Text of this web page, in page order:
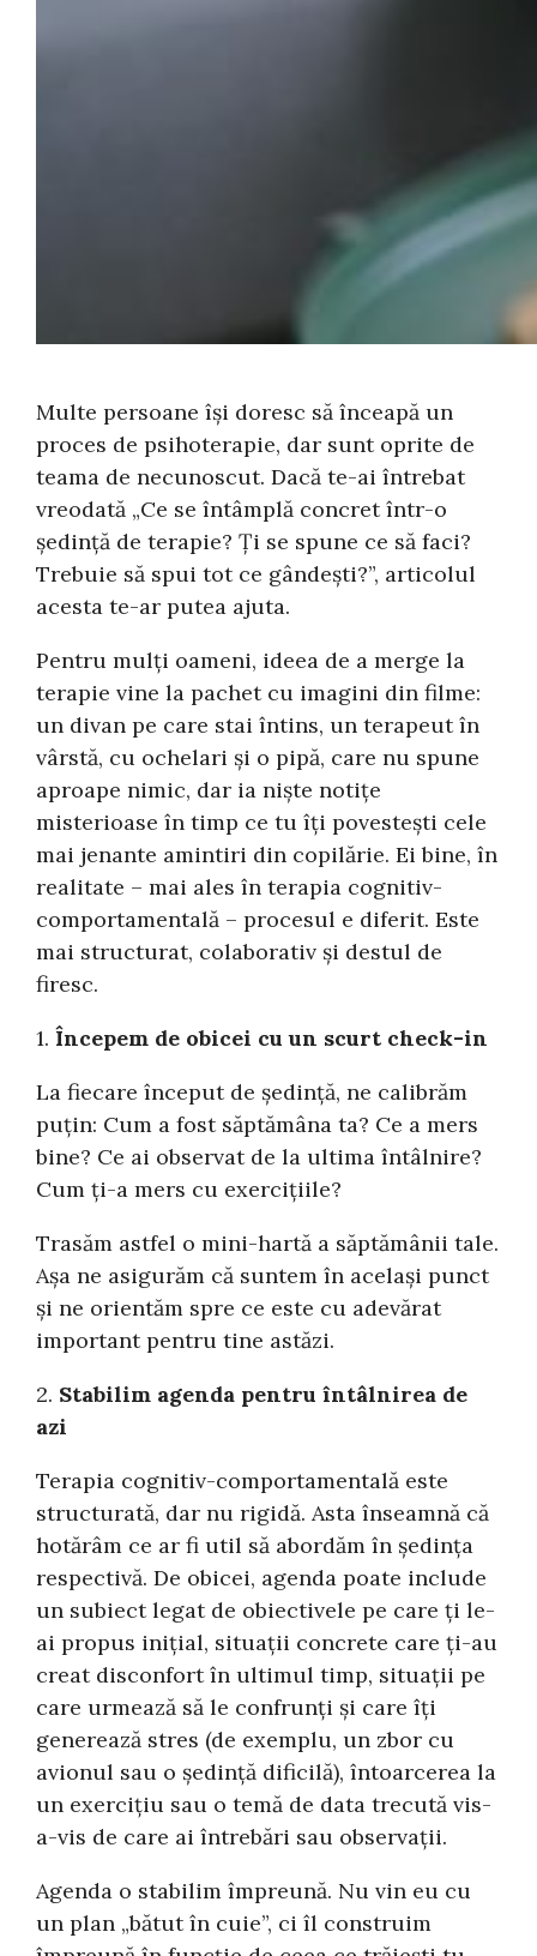
Multe persoane își doresc să înceapă un
proces de psihoterapie, dar sunt oprite de
teama de necunoscut. Dacă te-ai întrebat
vreodată „Ce se întâmplă concret într-o
ședință de terapie? Ți se spune ce să faci?
Trebuie să spui tot ce gândești?”, articolul
acesta te-ar putea ajuta.
Pentru mulți oameni, ideea de a merge la
terapie vine la pachet cu imagini din filme:
un divan pe care stai întins, un terapeut în
vârstă, cu ochelari și o pipă, care nu spune
aproape nimic, dar ia niște notițe
misterioase în timp ce tu îți povestești cele
mai jenante amintiri din copilărie. Ei bine, în
realitate – mai ales în terapia cognitiv-
comportamentală – procesul e diferit. Este
mai structurat, colaborativ și destul de
firesc.
1.Începem de obicei cu un scurt check-in
La fiecare început de ședință, ne calibrăm
puțin: Cum a fost săptămâna ta? Ce a mers
bine? Ce ai observat de la ultima întâlnire?
Cum ți-a mers cu exercițiile?
Trasăm astfel o mini-hartă a săptămânii tale.
Așa ne asigurăm că suntem în același punct
și ne orientăm spre ce este cu adevărat
important pentru tine astăzi.
2. Stabilim agenda pentru întâlnirea de
azi
Terapia cognitiv-comportamentală este
structurată, dar nu rigidă. Asta înseamnă că
hotărâm ce ar fi util să abordăm în ședința
respectivă. De obicei, agenda poate include
un subiect legat de obiectivele pe care ți le-
ai propus inițial, situații concrete care ți-au
creat disconfort în ultimul timp, situații pe
care urmează să le confrunți și care îți
generează stres (de exemplu, un zbor cu
avionul sau o ședință dificilă), întoarcerea la
un exercițiu sau o temă de data trecută vis-
a-vis de care ai întrebări sau observații.
Agenda o stabilim împreună. Nu vin eu cu
un plan „bătut în cuie”, ci îl construim